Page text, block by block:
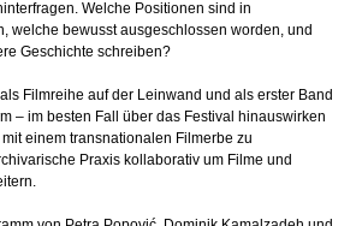
Welche Positionen sind in
welche bewusst ausgeschlossen worden, und
Geschichte schreiben?
Filmreihe auf der Leinwand und als erster Band
– im besten Fall über das Festival hinauswirken
einem transnationalen Filmerbe zu
Praxis kollaborativ um Filme und